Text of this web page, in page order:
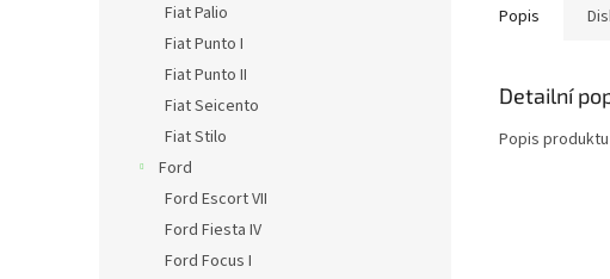
Fiat Palio
Fiat Punto I
Fiat Punto II
Fiat Seicento
Fiat Stilo
Ford
Ford Escort VII
Ford Fiesta IV
Ford Focus I
Popis
Detailní
Popis